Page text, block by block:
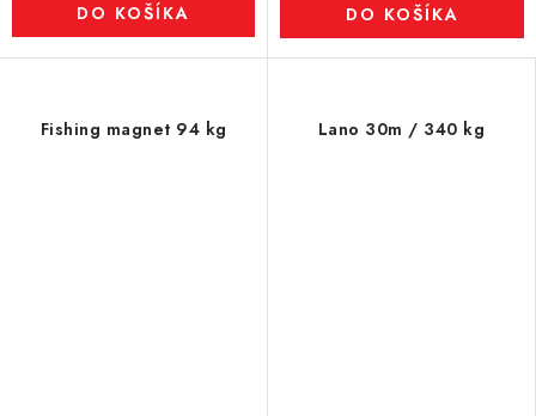
DO KOŠÍKA DO KOŠÍKA
Fishing magnet 94 kg Lano 30m / 340 kg